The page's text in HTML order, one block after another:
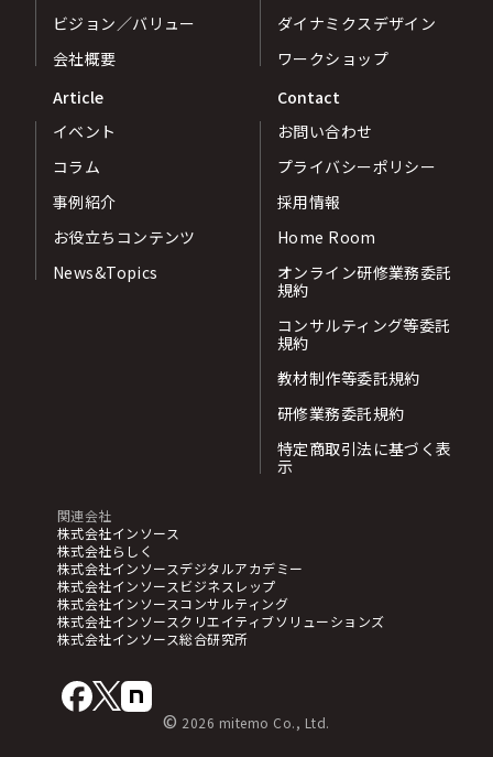
ビジョン／バリュー
会社概要
ダイナミクスデザイン
ワークショップ
Article
イベント
コラム
事例紹介
お役立ちコンテンツ
News&Topics
Contact
お問い合わせ
プライバシーポリシー
採用情報
Home Room
オンライン研修業務委託
規約
コンサルティング等委託
規約
教材制作等委託規約
研修業務委託規約
特定商取引法に基づく表
示
関連会社
株式会社インソース
株式会社らしく
株式会社インソースデジタルアカデミー
株式会社インソースビジネスレップ
株式会社インソースコンサルティング
株式会社インソースクリエイティブソリューションズ
株式会社インソース総合研究所
© 2026 mitemo Co., Ltd.